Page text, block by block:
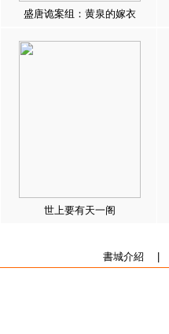
盛唐诡案组：黄泉的嫁衣
世上要有天一阁
書城介紹